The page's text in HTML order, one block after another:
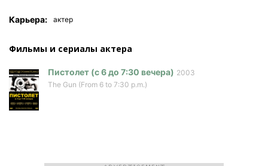
Карьера: актер
Фильмы и сериалы актера
Пистолет (с 6 до 7:30 вечера) 2003
The Gun (From 6 to 7:30 p.m.)